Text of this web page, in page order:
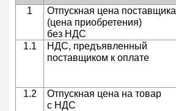
1
Отпускная цена поставщика
(цена приобретения)
без НДС
1.1
НДС, предъявленный
поставщиком к оплате
1.2
Отпускная цена на товар
с НДС